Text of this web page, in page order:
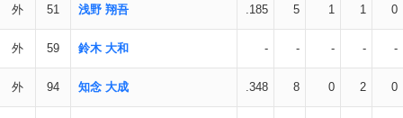
外 51 浅野 翔吾 .185 5 1 1 0
外 59 鈴木 大和 - - - - -
外 94 知念 大成 .348 8 0 2 0